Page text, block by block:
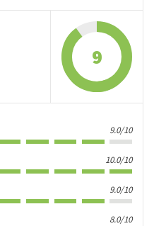
9
9.0/10
10.0/10
9.0/10
8.0/10